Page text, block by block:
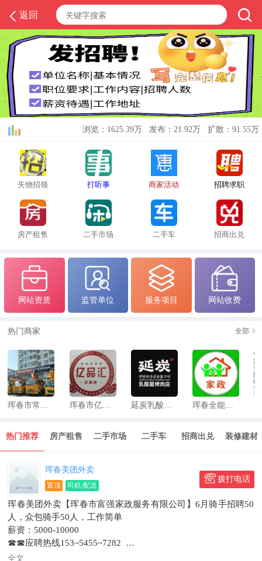
返回
浏览：1625.39万 发布：21.92万 扩散：91.55万
失物招领 打听事 商家活动 招聘求职
房产租售 二手市场 二手车 招商出兑
网站资质 监管单位 服务项目 网站收费
热门商家 全部
珲春市亿品汇俄货批发超市 延炭乳酸菌烤肉店 珲春全能办家政服务 家政保洁服务中心
热门推荐
房产租售 二手市场 二手车 招商出兑 装修建材 生活服务
珲春美‭团‬‬外‍卖
置顶 司机/配送
拨打电话
珲春美团外卖【珲春市富强家政服务有限公司】6月骑手招聘50
人，众包骑手50人，工作简单
薪资：5000-10000
☎☎应聘热线153~5455~7282
微信号：15143388086
全文